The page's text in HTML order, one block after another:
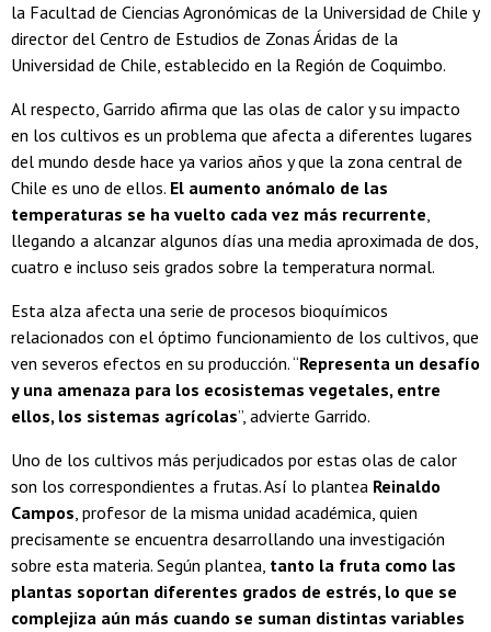
la Facultad de Ciencias Agronómicas de la Universidad de Chile y
director del Centro de Estudios de Zonas Áridas de la
Universidad de Chile, establecido en la Región de Coquimbo.
Al respecto, Garrido afirma que las olas de calor y su impacto
en los cultivos es un problema que afecta a diferentes lugares
del mundo desde hace ya varios años y que la zona central de
Chile es uno de ellos. El aumento anómalo de las
temperaturas se ha vuelto cada vez más recurrente,
llegando a alcanzar algunos días una media aproximada de dos,
cuatro e incluso seis grados sobre la temperatura normal.
Esta alza afecta una serie de procesos bioquímicos
relacionados con el óptimo funcionamiento de los cultivos, que
ven severos efectos en su producción. “Representa un desafío
y una amenaza para los ecosistemas vegetales, entre
ellos, los sistemas agrícolas”, advierte Garrido.
Uno de los cultivos más perjudicados por estas olas de calor
son los correspondientes a frutas. Así lo plantea Reinaldo
Campos, profesor de la misma unidad académica, quien
precisamente se encuentra desarrollando una investigación
sobre esta materia. Según plantea, tanto la fruta como las
plantas soportan diferentes grados de estrés, lo que se
complejiza aún más cuando se suman distintas variables